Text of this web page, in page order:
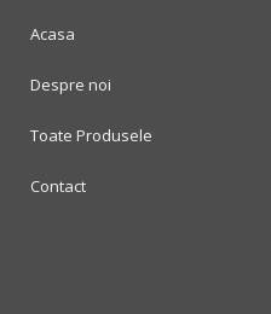
Acasa
Despre noi
Toate Produsele
Contact